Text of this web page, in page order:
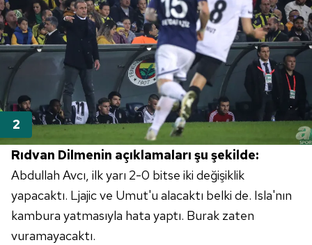
Rıdvan Dilmenin açıklamaları şu şekilde:
Abdullah Avcı, ilk yarı 2-0 bitse iki değişiklik
yapacaktı. Ljajic ve Umut'u alacaktı belki de. Isla'nın
kambura yatmasıyla hata yaptı. Burak zaten
vuramayacaktı.